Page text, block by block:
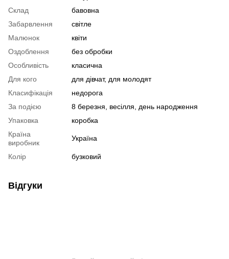
Склад
бавовна
Забарвлення
світле
Малюнок
квіти
Оздоблення
без обробки
Особливість
класична
Для кого
для дівчат, для молодят
Класифікація
недорога
За подією
8 березня, весілля, день народження
Упаковка
коробка
Країна
виробник
Україна
Колір бузковий
Відгуки